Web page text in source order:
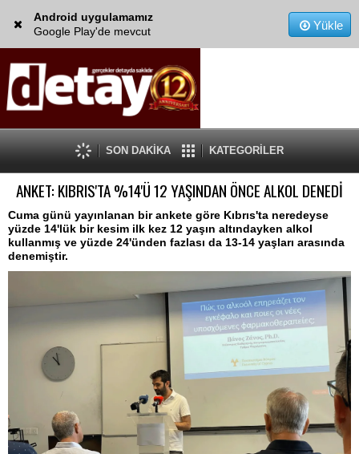
Android uygulamamız
Google Play'de mevcut
Yükle
SON DAKİKA KATEGORİLER
ANKET: KIBRIS'TA %14'Ü 12 YAŞINDAN ÖNCE ALKOL DENEDİ
Cuma günü yayınlanan bir ankete göre Kıbrıs'ta neredeyse
yüzde 14'lük bir kesim ilk kez 12 yaşın altındayken alkol
kullanmış ve yüzde 24'ünden fazlası da 13-14 yaşları arasında
denemiştir.